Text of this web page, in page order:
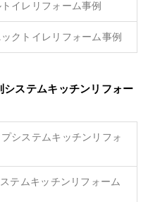
イレリフォーム事例
クトイレリフォーム事例
ステムキッチンリフォー
システムキッチンリフォ
テムキッチンリフォーム